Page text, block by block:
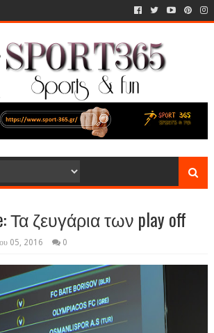
Τα ζευγάρια των play off
05, 2016 0